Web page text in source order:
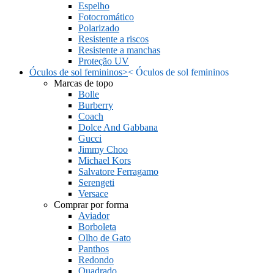
Espelho
Fotocromático
Polarizado
Resistente a riscos
Resistente a manchas
Proteção UV
Óculos de sol femininos>< Óculos de sol femininos
Marcas de topo
Bolle
Burberry
Coach
Dolce And Gabbana
Gucci
Jimmy Choo
Michael Kors
Salvatore Ferragamo
Serengeti
Versace
Comprar por forma
Aviador
Borboleta
Olho de Gato
Panthos
Redondo
Quadrado